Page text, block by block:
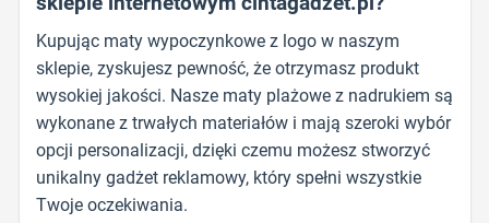
Kupując maty wypoczynkowe z logo w naszym
sklepie, zyskujesz pewność, że otrzymasz produkt
wysokiej jakości. Nasze maty plażowe z nadrukiem są
wykonane z trwałych materiałów i mają szeroki wybór
opcji personalizacji, dzięki czemu możesz stworzyć
unikalny gadżet reklamowy, który spełni wszystkie
Twoje oczekiwania.